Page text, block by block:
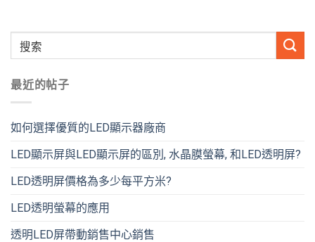
最近的帖子
如何選擇優質的LED顯示器廠商
LED顯示屏與LED顯示屏的區別, 水晶膜螢幕, 和LED透明屏?
LED透明屏價格為多少每平方米?
LED透明螢幕的應用
透明LED屏帶動銷售中心銷售